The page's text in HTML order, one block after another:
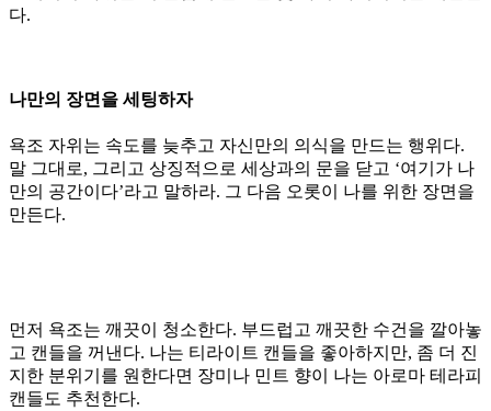
다.
나만의 장면을 세팅하자
욕조 자위는 속도를 늦추고 자신만의 의식을 만드는 행위다.
말 그대로, 그리고 상징적으로 세상과의 문을 닫고 ‘여기가 나
만의 공간이다’라고 말하라. 그 다음 오롯이 나를 위한 장면을
만든다.
먼저 욕조는 깨끗이 청소한다. 부드럽고 깨끗한 수건을 깔아놓
고 캔들을 꺼낸다. 나는 티라이트 캔들을 좋아하지만, 좀 더 진
지한 분위기를 원한다면 장미나 민트 향이 나는 아로마 테라피
캔들도 추천한다.